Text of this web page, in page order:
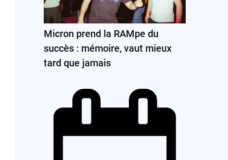
Micron prend la RAMpe du
succès : mémoire, vaut mieux
tard que jamais